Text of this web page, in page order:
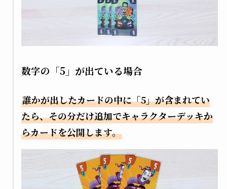
数字の「5」が出ている場合
誰かが出したカードの中に「5」が含まれてい
たら、その分だけ追加でキャラクターデッキか
らカードを公開します。